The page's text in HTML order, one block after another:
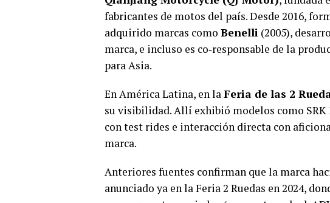
fabricantes de motos del país. Desde 2016,
adquirido marcas como Benelli (2005),
marca, e incluso es co‑responsable de la
para Asia.
En América Latina, en laFeria de las 2
su visibilidad. Allí exhibió modelos como SRK
con test rides e interacción directa con
marca.
Anteriores fuentes confirman que la marca
anunciado ya en la Feria 2 Ruedas en 2024,